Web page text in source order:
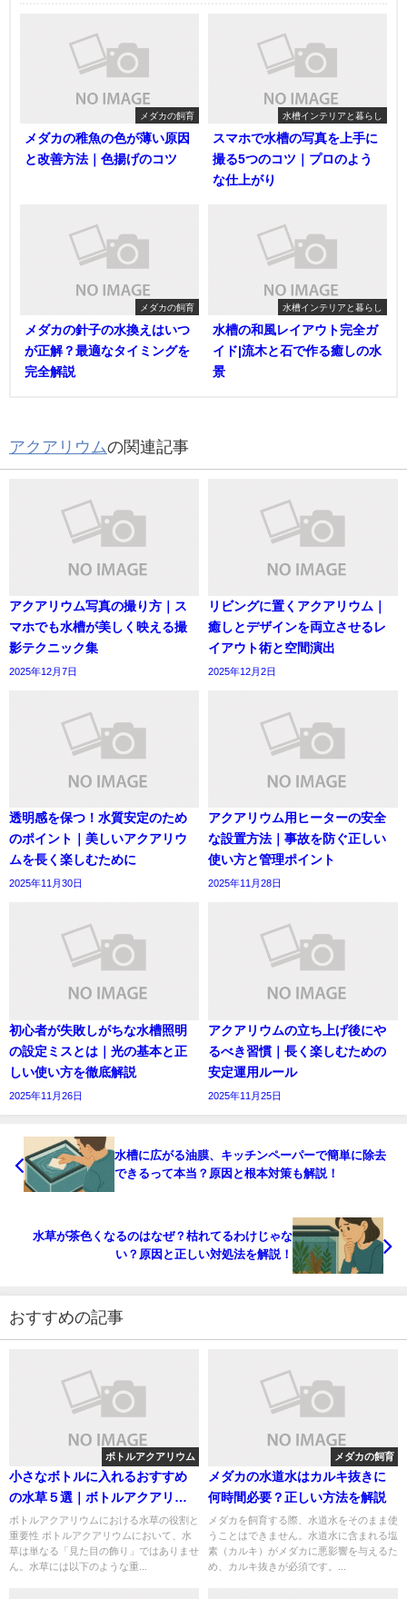
メダカの飼育
メダカの稚魚の色が薄い原因
と改善方法｜色揚げのコツ
水槽インテリアと暮らし
スマホで水槽の写真を上手に
撮る5つのコツ｜プロのよう
な仕上がり
メダカの飼育
メダカの針子の水換えはいつ
が正解？最適なタイミングを
完全解説
水槽インテリアと暮らし
水槽の和風レイアウト完全ガ
イド|流木と石で作る癒しの水
景
アクアリウムの関連記事
アクアリウム写真の撮り方｜ス
マホでも水槽が美しく映える撮
影テクニック集
2025年12月7日
リビングに置くアクアリウム｜
癒しとデザインを両立させるレ
イアウト術と空間演出
2025年12月2日
透明感を保つ！水質安定のため
のポイント｜美しいアクアリウ
ムを長く楽しむために
2025年11月30日
アクアリウム用ヒーターの安全
な設置方法｜事故を防ぐ正しい
使い方と管理ポイント
2025年11月28日
初心者が失敗しがちな水槽照明
の設定ミスとは｜光の基本と正
しい使い方を徹底解説
2025年11月26日
アクアリウムの立ち上げ後にや
るべき習慣｜長く楽しむための
安定運用ルール
2025年11月25日
水槽に広がる油膜、キッチンペーパーで簡単に除去
できるって本当？原因と根本対策も解説！
水草が茶色くなるのはなぜ？枯れてるわけじゃな
い？原因と正しい対処法を解説！
おすすめの記事
ボトルアクアリウム
小さなボトルに入れるおすすめ
の水草５選｜ボトルアクアリウ
ムに最適な選び方
ボトルアクアリウムにおける水草の役割と
重要性 ボトルアクアリウムにおいて、水
草は単なる「見た目の飾り」ではありませ
ん。水草には以下のような重...
メダカの飼育
メダカの水道水はカルキ抜きに
何時間必要？正しい方法を解説
メダカを飼育する際、水道水をそのまま使
うことはできません。水道水に含まれる塩
素（カルキ）がメダカに悪影響を与えるた
め、カルキ抜きが必須です。...